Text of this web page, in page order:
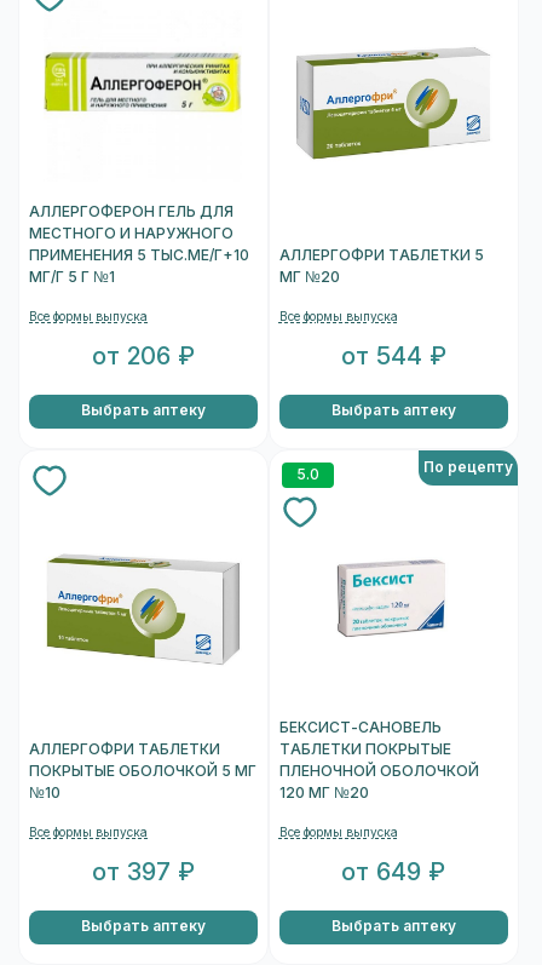
АЛЛЕРГОФЕРОН ГЕЛЬ ДЛЯ
МЕСТНОГО И НАРУЖНОГО
ПРИМЕНЕНИЯ 5 ТЫС.МЕ/Г+10
МГ/Г 5 Г №1
Все формы выпуска
от 206 ₽
Выбрать аптеку
АЛЛЕРГОФРИ ТАБЛЕТКИ 5
МГ №20
Все формы выпуска
от 544 ₽
Выбрать аптеку
АЛЛЕРГОФРИ ТАБЛЕТКИ
ПОКРЫТЫЕ ОБОЛОЧКОЙ 5 МГ
№10
Все формы выпуска
от 397 ₽
Выбрать аптеку
5.0 По рецепту
БЕКСИСТ-САНОВЕЛЬ
ТАБЛЕТКИ ПОКРЫТЫЕ
ПЛЕНОЧНОЙ ОБОЛОЧКОЙ
120 МГ №20
Все формы выпуска
от 649 ₽
Выбрать аптеку